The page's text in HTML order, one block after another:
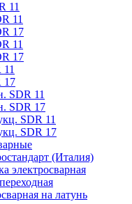
11
11
17
11
17
17
SDR 11
SDR 17
SDR 11
SDR 17
(Италия)
электросварная
на латунь